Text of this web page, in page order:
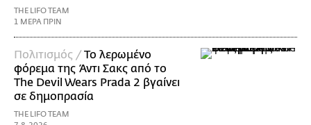
THE LIFO TEAM
1 ΜΕΡΑ ΠΡΙΝ
Πολιτισμός /Το λερωμένο
φόρεμα της Άντι Σακς από το
The Devil Wears Prada 2 βγαίνει
σε δημοπρασία
THE LIFO TEAM